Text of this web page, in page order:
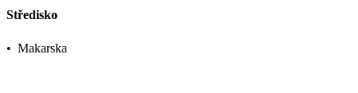
Středisko
• Makarska